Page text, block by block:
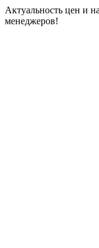
Актуальность цен и
менеджеров!